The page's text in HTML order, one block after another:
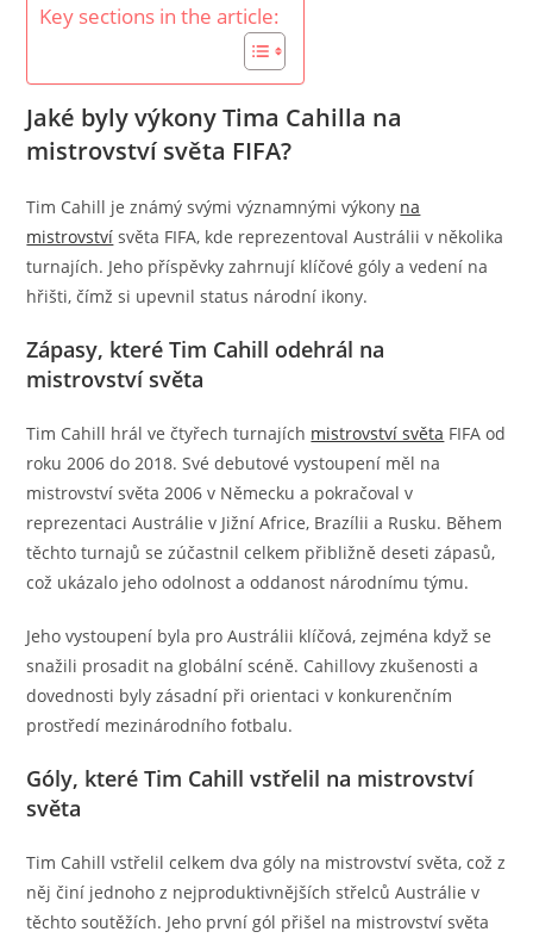
Key sections in the article:
Jaké byly výkony Tima Cahilla na
mistrovství světa FIFA?
Tim Cahill je známý svými významnými výkony na
mistrovství světa FIFA, kde reprezentoval Austrálii v několika
turnajích. Jeho příspěvky zahrnují klíčové góly a vedení na
hřišti, čímž si upevnil status národní ikony.
Zápasy, které Tim Cahill odehrál na
mistrovství světa
Tim Cahill hrál ve čtyřech turnajích mistrovství světa FIFA od
roku 2006 do 2018. Své debutové vystoupení měl na
mistrovství světa 2006 v Německu a pokračoval v
reprezentaci Austrálie v Jižní Africe, Brazílii a Rusku. Během
těchto turnajů se zúčastnil celkem přibližně deseti zápasů,
což ukázalo jeho odolnost a oddanost národnímu týmu.
Jeho vystoupení byla pro Austrálii klíčová, zejména když se
snažili prosadit na globální scéně. Cahillovy zkušenosti a
dovednosti byly zásadní při orientaci v konkurenčním
prostředí mezinárodního fotbalu.
Góly, které Tim Cahill vstřelil na mistrovství
světa
Tim Cahill vstřelil celkem dva góly na mistrovství světa, což z
něj činí jednoho z nejproduktivnějších střelců Austrálie v
těchto soutěžích. Jeho první gól přišel na mistrovství světa